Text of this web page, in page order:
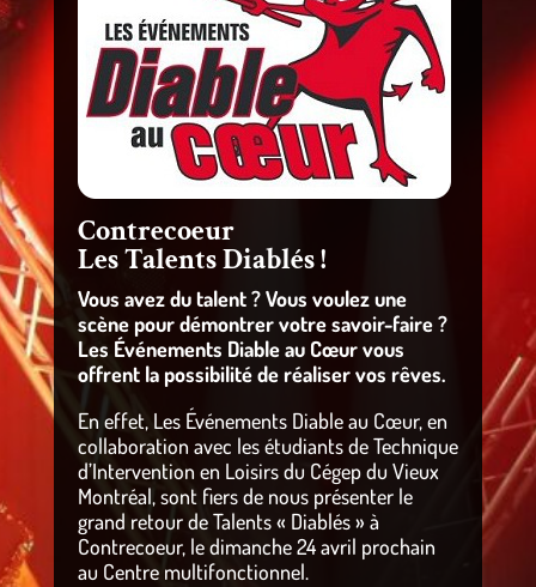
Contrecoeur
Les Talents Diablés !
Vous avez du talent ? Vous voulez une
scène pour démontrer votre savoir-faire ?
Les Événements Diable au Cœur vous
offrent la possibilité de réaliser vos rêves.
En effet, Les Événements Diable au Cœur, en
collaboration avec les étudiants de Technique
d’Intervention en Loisirs du Cégep du Vieux
Montréal, sont fiers de nous présenter le
grand retour de Talents « Diablés » à
Contrecoeur, le dimanche 24 avril prochain
au Centre multifonctionnel.